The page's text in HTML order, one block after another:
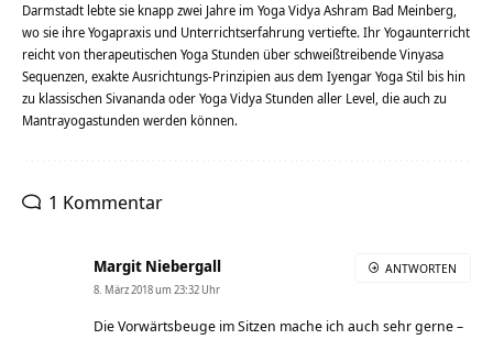
Darmstadt lebte sie knapp zwei Jahre im Yoga Vidya Ashram Bad Meinberg,
wo sie ihre Yogapraxis und Unterrichtserfahrung vertiefte. Ihr Yogaunterricht
reicht von therapeutischen Yoga Stunden über schweißtreibende Vinyasa
Sequenzen, exakte Ausrichtungs-Prinzipien aus dem Iyengar Yoga Stil bis hin
zu klassischen Sivananda oder Yoga Vidya Stunden aller Level, die auch zu
Mantrayogastunden werden können.
1 Kommentar
Margit Niebergall
8. März 2018 um 23:32 Uhr
Die Vorwärtsbeuge im Sitzen mache ich auch sehr gerne –
ANTWORTEN